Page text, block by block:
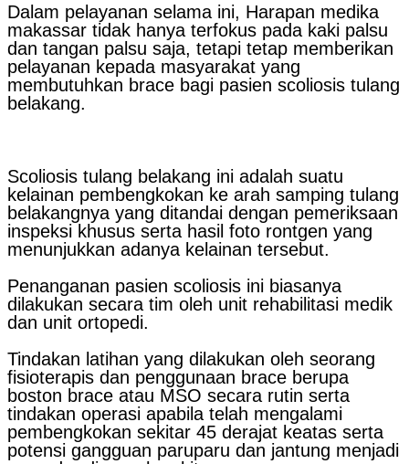
Dalam pelayanan selama ini, Harapan medika
makassar tidak hanya terfokus pada kaki palsu
dan tangan palsu saja, tetapi tetap memberikan
pelayanan kepada masyarakat yang
membutuhkan brace bagi pasien scoliosis tulang
belakang.
Scoliosis tulang belakang ini adalah suatu
kelainan pembengkokan ke arah samping tulang
belakangnya yang ditandai dengan pemeriksaan
inspeksi khusus serta hasil foto rontgen yang
menunjukkan adanya kelainan tersebut.
Penanganan pasien scoliosis ini biasanya
dilakukan secara tim oleh unit rehabilitasi medik
dan unit ortopedi.
Tindakan latihan yang dilakukan oleh seorang
fisioterapis dan penggunaan brace berupa
boston brace atau MSO secara rutin serta
tindakan operasi apabila telah mengalami
pembengkokan sekitar 45 derajat keatas serta
potensi gangguan paruparu dan jantung menjadi